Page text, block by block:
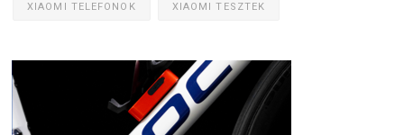
XIAOMI TELEFONOK XIAOMI TESZTEK